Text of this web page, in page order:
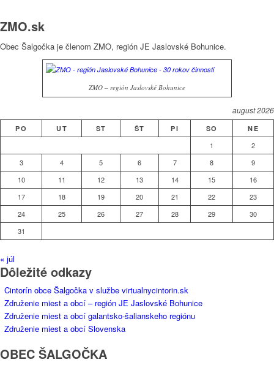
ZMO.sk
Obec Šalgočka je členom ZMO, región JE Jaslovské Bohunice.
ZMO – región Jaslovské Bohunice
august 2026
PO UT ST ŠT PI SO NE
1
2
3
4 5 6 7 8
9
10
11 12 13 14 15
16
17
18 19 20 21 22
23
24
25 26 27 28 29
30
31
« júl
Dôležité odkazy
Cintorín obce Šalgočka v službe virtualnycintorin.sk
Združenie miest a obcí – región JE Jaslovské Bohunice
Združenie miest a obcí galantsko-šalianskeho regiónu
Združenie miest a obcí Slovenska
OBEC ŠALGOČKA